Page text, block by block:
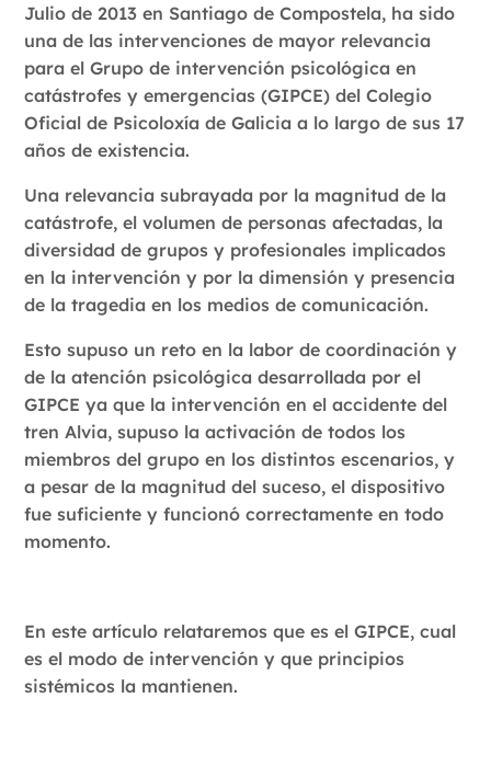
Julio de 2013 en Santiago de Compostela, ha sido
una de las intervenciones de mayor relevancia
para el Grupo de intervención psicológica en
catástrofes y emergencias (GIPCE) del Colegio
Oficial de Psicoloxía de Galicia a lo largo de sus 17
años de existencia.
Una relevancia subrayada por la magnitud de la
catástrofe, el volumen de personas afectadas, la
diversidad de grupos y profesionales implicados
en la intervención y por la dimensión y presencia
de la tragedia en los medios de comunicación.
Esto supuso un reto en la labor de coordinación y
de la atención psicológica desarrollada por el
GIPCE ya que la intervención en el accidente del
tren Alvia, supuso la activación de todos los
miembros del grupo en los distintos escenarios, y
a pesar de la magnitud del suceso, el dispositivo
fue suficiente y funcionó correctamente en todo
momento.
En este artículo relataremos que es el GIPCE, cual
es el modo de intervención y que principios
sistémicos la mantienen.